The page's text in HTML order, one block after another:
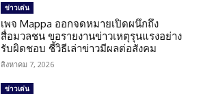
ข่าวเด่น
เพจ Mappa ออกจดหมายเปิดผนึกถึง
สื่อมวลชน ขอรายงานข่าวเหตุรุนแรงอย่าง
รับผิดชอบ ชี้วิธีเล่าข่าวมีผลต่อสังคม
สิงหาคม 7, 2026
ข่าวเด่น